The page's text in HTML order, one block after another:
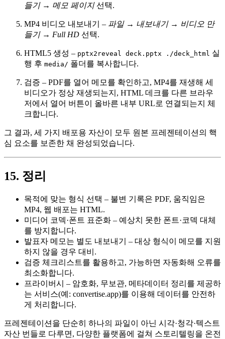
들기→ 메모 페이지선택.
MP4 비디오 내보내기 – 파일 → 내보내기 → 비디오 만
들기→ Full HD 선택.
HTML5 생성 – pptx2reveal deck.pptx ./deck_html 실
행 후 media/ 폴더를 복사합니다.
검증 – PDF를 열어 메모를 확인하고, MP4를 재생해 세
비디오가 정상 재생되는지, HTML 데크를 다른 브라우
저에서 열어 버튼이 올바른 내부 URL로 연결되는지 체
크합니다.
그 결과, 세 가지 배포용 자산이 모두 원본 프레젠테이션의 핵
심 요소를 보존한 채 완성되었습니다.
15. 정리
목적에 맞는 형식 선택 – 불변 기록은 PDF, 움직임은
MP4, 웹 배포는 HTML.
미디어 코덱·폰트 표준화 – 예상치 못한 폰트·코덱 대체
를 방지합니다.
발표자 메모는 별도 내보내기
– 대상 형식이 메모를 지원
하지 않을 경우 대비.
검증 체크리스트를 활용하고, 가능하면 자동화해 오류를
최소화합니다.
프라이버시 – 암호화, 무보관, 메타데이터 정리를 제공하
는 서비스(예: convertise.app)를 이용해 데이터를 안전하
게 처리합니다.
프레젠테이션을 단순히 하나의 파일이 아닌 시각·청각·텍스트
자산 번들로 다루면, 다양한 플랫폼에 걸쳐 스토리텔링을 온전